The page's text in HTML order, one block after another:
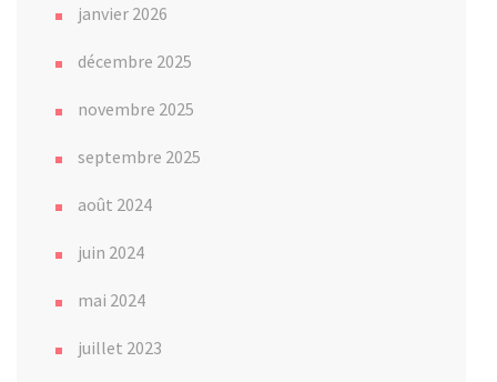
janvier 2026
décembre 2025
novembre 2025
septembre 2025
août 2024
juin 2024
mai 2024
juillet 2023